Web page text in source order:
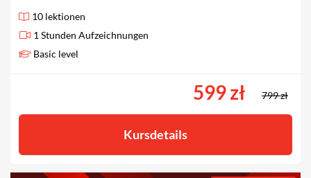
10 lektionen
1 Stunden Aufzeichnungen
Basic level
599 zł 799 zł
Kursdetails